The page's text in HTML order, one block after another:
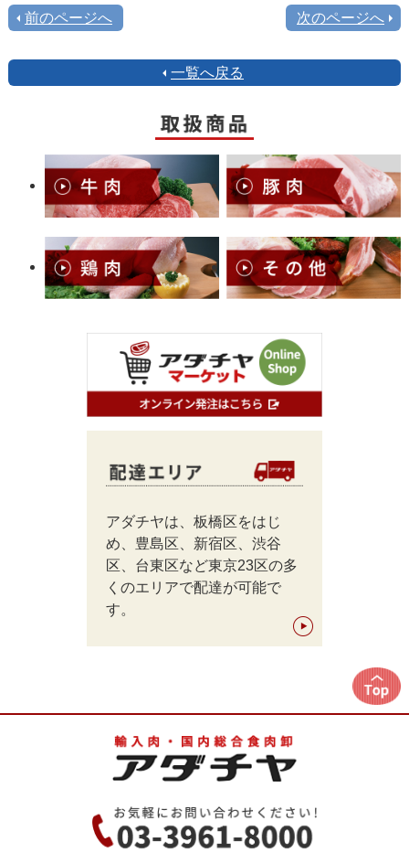
前のページへ 次のページへ
一覧へ戻る
アダチヤは、板橋区をはじ
め、豊島区、新宿区、渋谷
区、台東区など東京23区の多
くのエリアで配達が可能で
す。